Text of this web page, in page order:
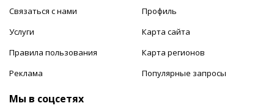
Связаться с нами
Услуги
Правила пользования
Реклама
Профиль
Карта сайта
Карта регионов
Популярные запросы
Мы в соцсетях